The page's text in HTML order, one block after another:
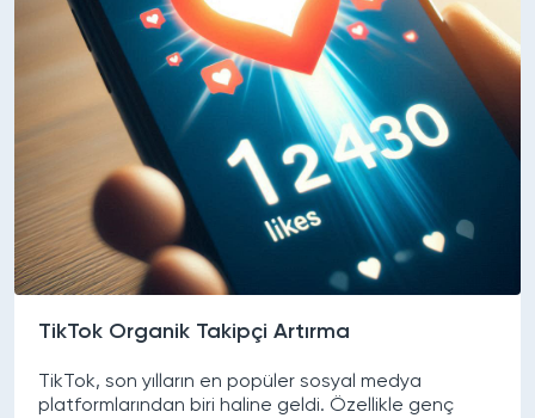
TikTok Organik Takipçi Artırma
TikTok, son yılların en popüler sosyal medya
platformlarından biri haline geldi. Özellikle genç